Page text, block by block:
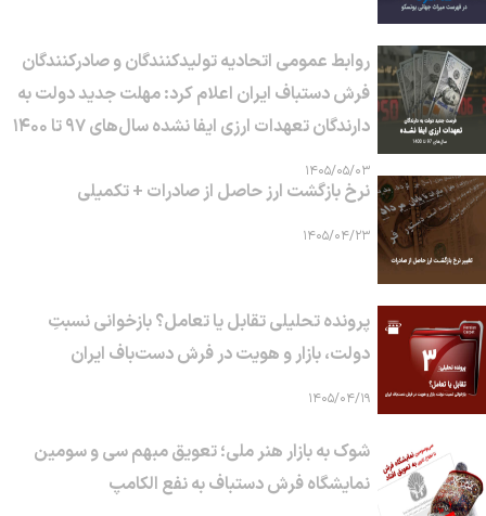
روابط عمومی اتحادیه تولیدکنندگان و صادرکنندگان
فرش دستباف ایران اعلام کرد: مهلت جدید دولت به
دارندگان تعهدات ارزی ایفا نشده سال‌های ۹۷ تا ۱۴۰۰
۱۴۰۵/۰۵/۰۳
نرخ بازگشت ارز حاصل از صادرات + تکمیلی
۱۴۰۵/۰۴/۲۳
پرونده تحلیلی تقابل یا تعامل؟ بازخوانی نسبتِ
دولت، بازار و هویت در فرش دست‌باف ایران
۱۴۰۵/۰۴/۱۹
شوک به بازار هنر ملی؛ تعویق مبهم سی و سومین
نمایشگاه فرش دستباف به نفع الکامپ